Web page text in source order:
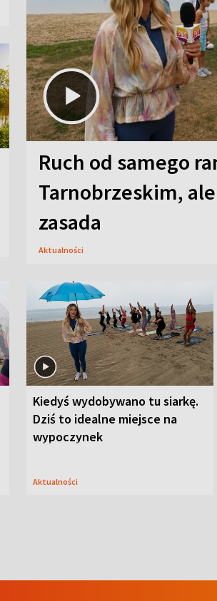
Ruch od samego
Tarnobrzeskim,
zasada
Aktualności
Kiedyś wydobywano tu siarkę.
Dziś to idealne miejsce na
wypoczynek
Aktualności